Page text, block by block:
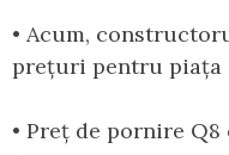
• Acum,
prețuri pentru piața
• Preț de pornire